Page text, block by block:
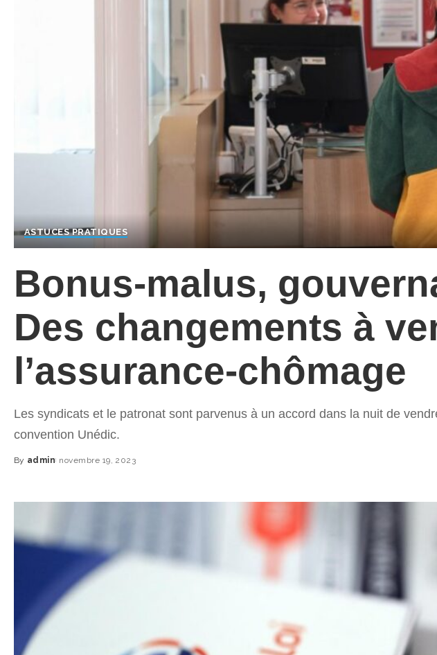
ASTUCES PRATIQUES
Bonus-malus,
Des changements à
l’assurance-chômage
Les syndicats et le patronat sont parvenus à un accord dans la nuit de
convention Unédic.
Posted
By admin novembre 19, 2023